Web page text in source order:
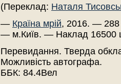
(Переклад: Наталя
— Країна мрій, 2016. — 288
— м.Київ. — Наклад 16500
Перевидання. Тверда
Можливість автографа.
ББК: 84.4Вел